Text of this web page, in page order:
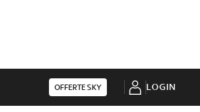
OFFERTE SKY LOGIN